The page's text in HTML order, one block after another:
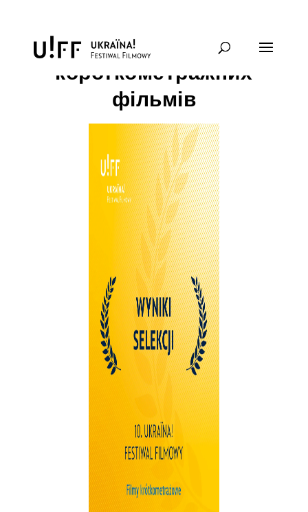
УКРАЇНА! FF10 – конкурс
короткометражних
фільмів